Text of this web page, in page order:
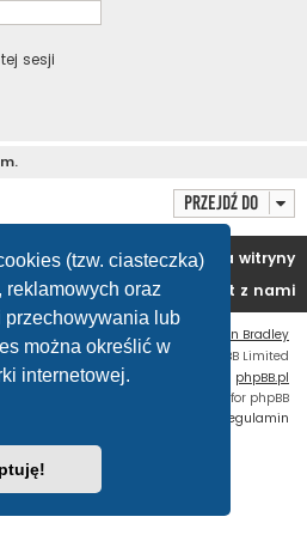
(tzw. ciasteczka)
reklamowych oraz
przechowywania lub
można określić w
internetowej.
sesji
Przejdź do
Usuń ciasteczka witryny
Kontakt z nami
Flat Style by
Ian Bradley
phpBB® Forum Software © phpBB Limited
Polski pakiet językowy dostarcza phpBB.pl
extension for phpBB
Regulamin